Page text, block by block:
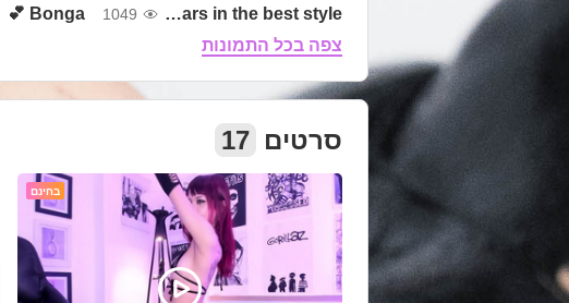
Washing cars in the best style! ❣
1049
Bonga 💕
צפה בכל התמונות
סרטים 17
בחינם